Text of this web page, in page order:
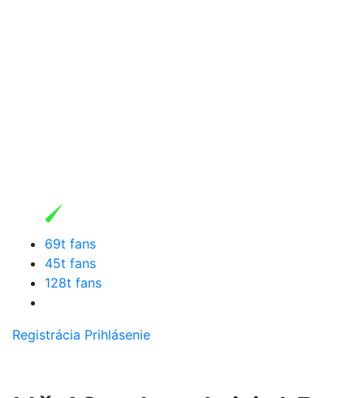
69t fans
45t fans
128t fans
Registrácia Prihlásenie